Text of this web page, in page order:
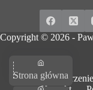
Copyright © 2026 -
Dodaj wydarzenie
Strona główna